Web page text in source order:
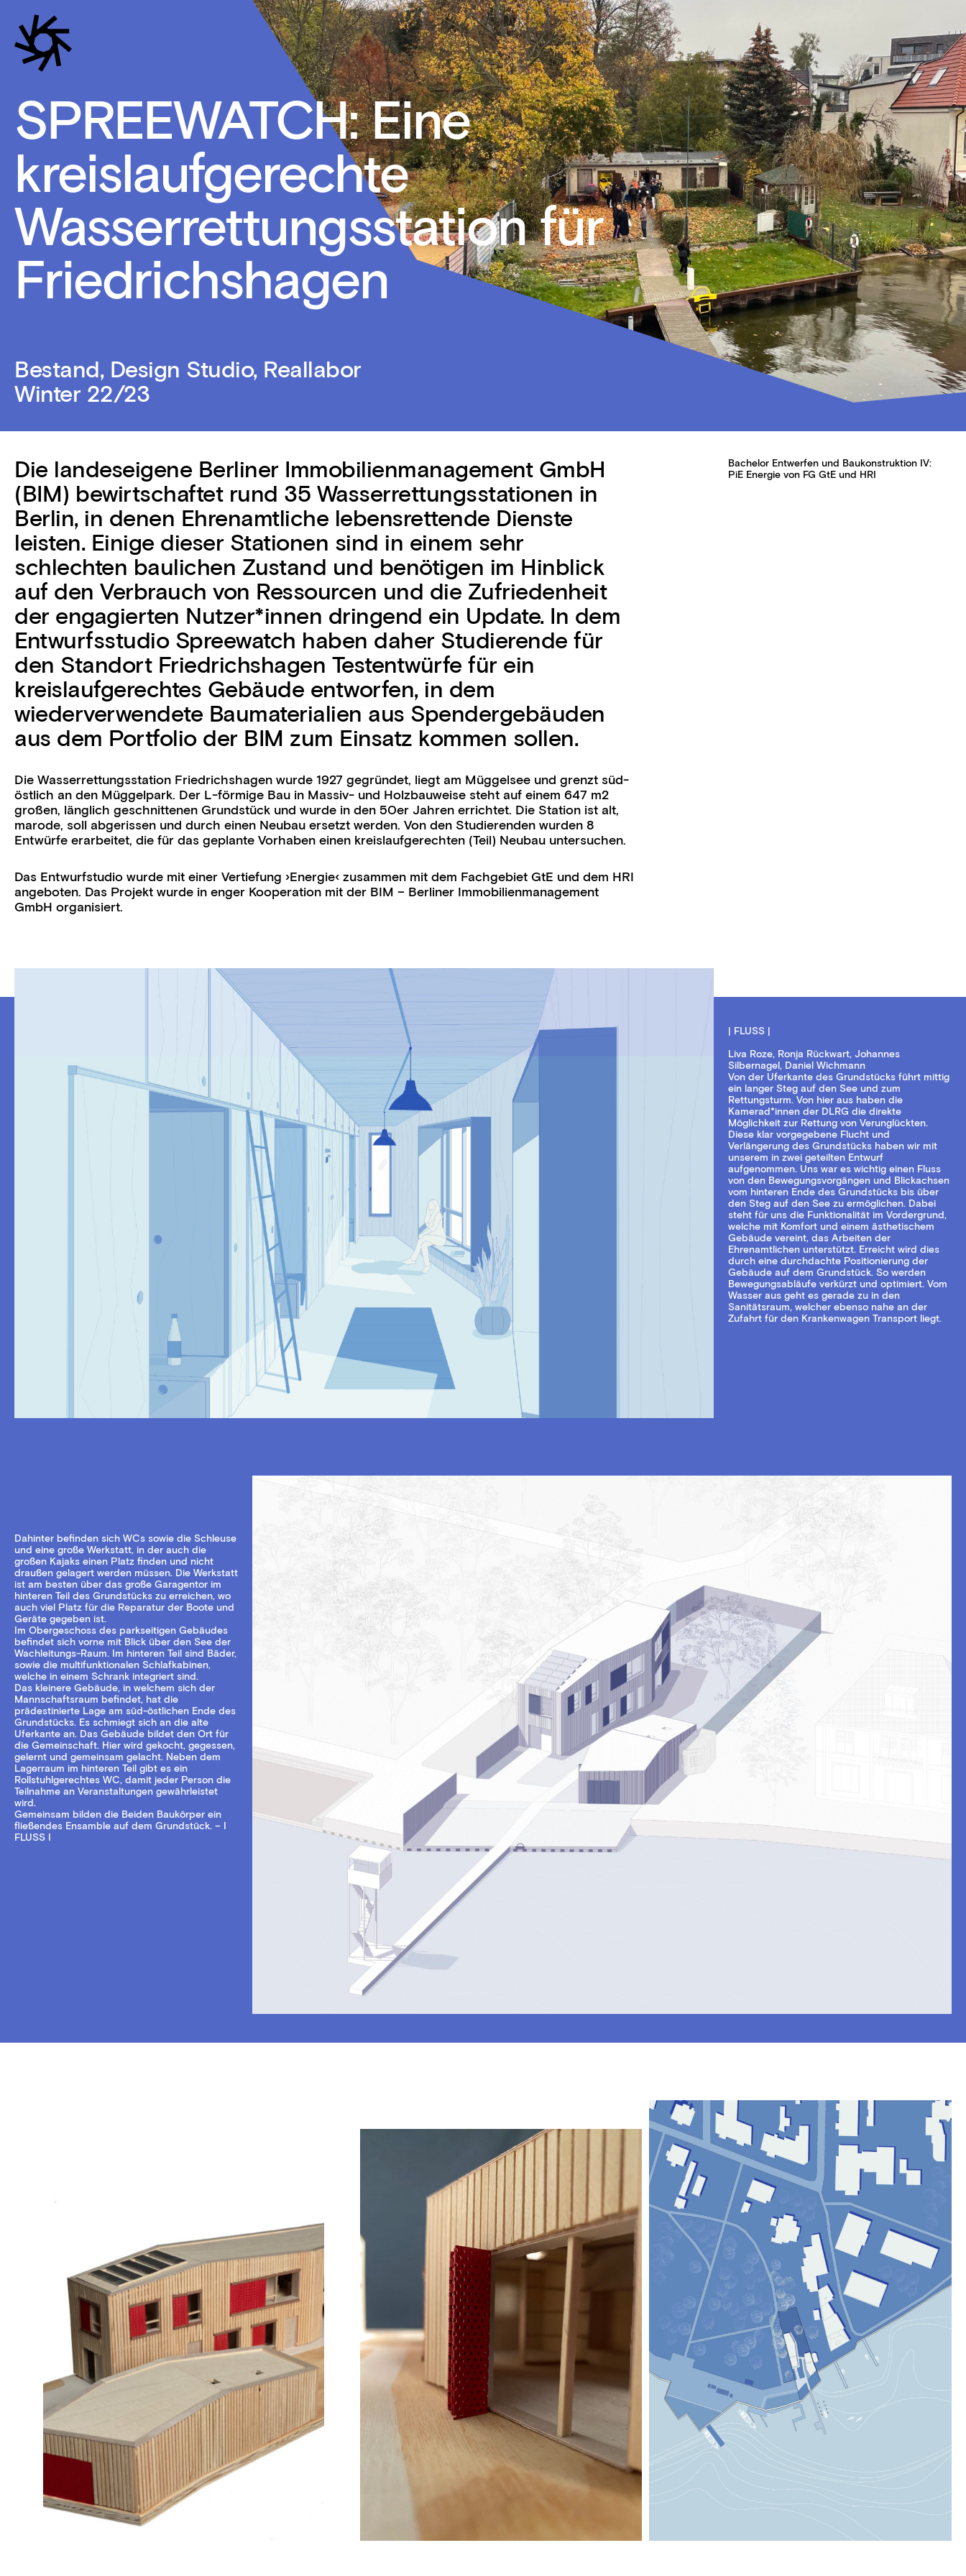
SPREEWATCH: Eine
kreislaufgerechte
Wasserrettungsstation für
Friedrichshagen
Bestand, Design Studio, Reallabor
Winter 22/23
Bachelor Entwerfen und Baukonstruktion IV:
PiE Energie von FG GtE und HRI
Die landeseigene Berliner Immobilienmanagement GmbH
(BIM) bewirtschaftet rund 35 Wasserrettungsstationen in
Berlin, in denen Ehrenamtliche lebensrettende Dienste
leisten. Einige dieser Stationen sind in einem sehr
schlechten baulichen Zustand und benötigen im Hinblick
auf den Verbrauch von Ressourcen und die Zufriedenheit
der engagierten Nutzer*innen dringend ein Update. In dem
Entwurfsstudio Spreewatch haben daher Studierende für
den Standort Friedrichshagen Testentwürfe für ein
kreislaufgerechtes Gebäude entworfen, in dem
wiederverwendete Baumaterialien aus Spendergebäuden
aus dem Portfolio der BIM zum Einsatz kommen sollen.
Die Wasserrettungsstation Friedrichshagen wurde 1927 gegründet, liegt am Müggelsee und grenzt süd-
östlich an den Müggelpark. Der L-förmige Bau in Massiv- und Holzbauweise steht auf einem 647 m2
großen, länglich geschnittenen Grundstück und wurde in den 50er Jahren errichtet. Die Station ist alt,
marode, soll abgerissen und durch einen Neubau ersetzt werden. Von den Studierenden wurden 8
Entwürfe erarbeitet, die für das geplante Vorhaben einen kreislaufgerechten (Teil) Neubau untersuchen.
Das Entwurfstudio wurde mit einer Vertiefung ›Energie‹ zusammen mit dem Fachgebiet GtE und dem HRI
angeboten. Das Projekt wurde in enger Kooperation mit der BIM – Berliner Immobilienmanagement
GmbH organisiert.
| FLUSS |
Liva Roze, Ronja Rückwart, Johannes
Silbernagel, Daniel Wichmann
Von der Uferkante des Grundstücks führt mittig
ein langer Steg auf den See und zum
Rettungsturm. Von hier aus haben die
Kamerad*innen der DLRG die direkte
Möglichkeit zur Rettung von Verunglückten.
Diese klar vorgegebene Flucht und
Verlängerung des Grundstücks haben wir mit
unserem in zwei geteilten Entwurf
aufgenommen. Uns war es wichtig einen Fluss
von den Bewegungsvorgängen und Blickachsen
vom hinteren Ende des Grundstücks bis über
den Steg auf den See zu ermöglichen. Dabei
steht für uns die Funktionalität im Vordergrund,
welche mit Komfort und einem ästhetischem
Gebäude vereint, das Arbeiten der
Ehrenamtlichen unterstützt. Erreicht wird dies
durch eine durchdachte Positionierung der
Gebäude auf dem Grundstück. So werden
Bewegungsabläufe verkürzt und optimiert. Vom
Wasser aus geht es gerade zu in den
Sanitätsraum, welcher ebenso nahe an der
Zufahrt für den Krankenwagen Transport liegt.
Dahinter befinden sich WCs sowie die Schleuse
und eine große Werkstatt, in der auch die
großen Kajaks einen Platz finden und nicht
draußen gelagert werden müssen. Die Werkstatt
ist am besten über das große Garagentor im
hinteren Teil des Grundstücks zu erreichen, wo
auch viel Platz für die Reparatur der Boote und
Geräte gegeben ist.
Im Obergeschoss des parkseitigen Gebäudes
befindet sich vorne mit Blick über den See der
Wachleitungs-Raum. Im hinteren Teil sind Bäder,
sowie die multifunktionalen Schlafkabinen,
welche in einem Schrank integriert sind.
Das kleinere Gebäude, in welchem sich der
Mannschaftsraum befindet, hat die
prädestinierte Lage am süd-östlichen Ende des
Grundstücks. Es schmiegt sich an die alte
Uferkante an. Das Gebäude bildet den Ort für
die Gemeinschaft. Hier wird gekocht, gegessen,
gelernt und gemeinsam gelacht. Neben dem
Lagerraum im hinteren Teil gibt es ein
Rollstuhlgerechtes WC, damit jeder Person die
Teilnahme an Veranstaltungen gewährleistet
wird.
Gemeinsam bilden die Beiden Baukörper ein
fließendes Ensamble auf dem Grundstück. – I
FLUSS I